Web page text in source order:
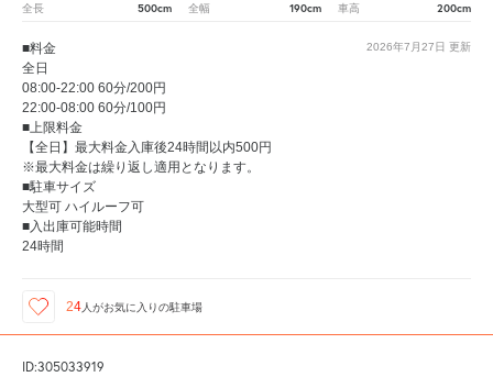
全長 500cm 全幅 190cm 車高 200cm
2026年7月27日 更新
■料金
全日
08:00-22:00 60分/200円
22:00-08:00 60分/100円
■上限料金
【全日】最大料金入庫後24時間以内500円
※最大料金は繰り返し適用となります。
■駐車サイズ
大型可 ハイルーフ可
■入出庫可能時間
24時間
24人がお気に入りの駐車場
ID:305033919